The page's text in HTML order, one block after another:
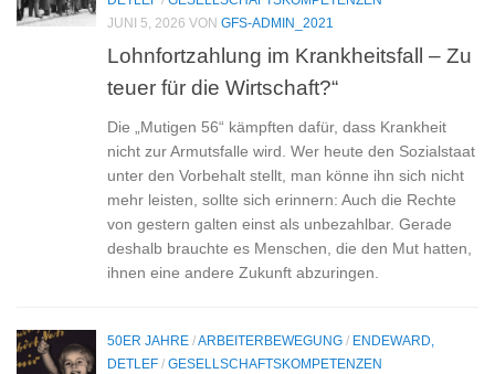
JUNI 5, 2026 VON GFS-ADMIN_2021
Lohnfortzahlung im Krankheitsfall – Zu
teuer für die Wirtschaft?“
Die „Mutigen 56“ kämpften dafür, dass Krankheit
nicht zur Armutsfalle wird. Wer heute den Sozialstaat
unter den Vorbehalt stellt, man könne ihn sich nicht
mehr leisten, sollte sich erinnern: Auch die Rechte
von gestern galten einst als unbezahlbar. Gerade
deshalb brauchte es Menschen, die den Mut hatten,
ihnen eine andere Zukunft abzuringen.
50ER JAHRE /ARBEITERBEWEGUNG / ENDEWARD,
DETLEF / GESELLSCHAFTSKOMPETENZEN